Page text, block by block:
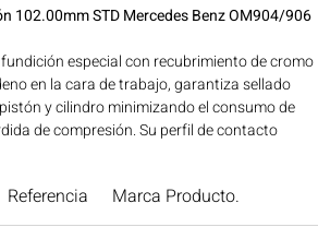
102.00mm STD Mercedes Benz OM904/906
especial con recubrimiento de cromo
en la cara de trabajo, garantiza sellado
y cilindro minimizando el consumo de
de compresión. Su perfil de contacto
motores MERCEDES BENZ. Compatibilidad:
MERCEDES BENZ Ideal para aplicaciones
Referencia Marca Producto.